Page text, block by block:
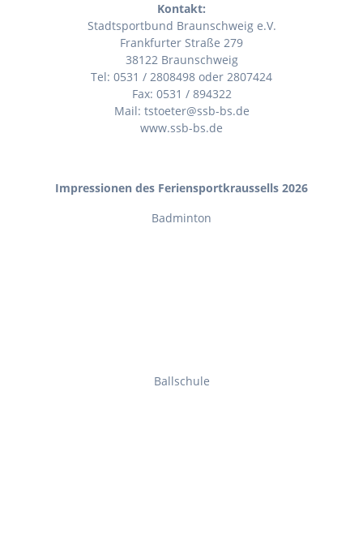
Kontakt:
Stadtsportbund Braunschweig e.V.
Frankfurter Straße 279
38122 Braunschweig
Tel: 0531 / 2808498 oder 2807424
Fax: 0531 / 894322
Mail: tstoeter@ssb-bs.de
www.ssb-bs.de
Impressionen des Feriensportkraussells 2026
Badminton
Ballschule